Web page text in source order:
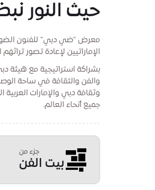
حيث النور
معرض "ضي دبي" للفنون
الإماراتيين لإعادة تصور
بشراكة استراتيجية مع هيئة
والفن والثقافة في ساحة
وثقافة دبي والإمارات العربية
جميع أنحاء العالم.
جزء من
بيت الفن